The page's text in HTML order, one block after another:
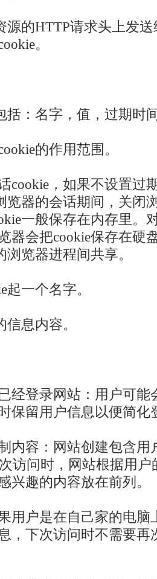
源的HTTP请求头上发
。
括：名字，值，过期时
的作用范围。
cookie，如果不设置过
览器的会话期间，关闭
一般保存在内存里。
器会把cookie保存在硬
览器进程间共享。
一个名字。
息内容。
经登录网站：用户可能
保留用户信息以便简化
内容：网站创建包含用
访问时，网站根据用
兴趣的内容放在前列。
用户是在自己家的电脑
，下次访问时不需要再